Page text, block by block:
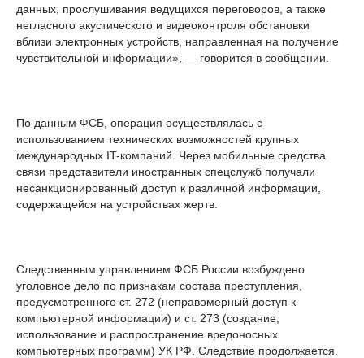
данных, прослушивания ведущихся переговоров, а также
негласного акустического и видеоконтроля обстановки
вблизи электронных устройств, направленная на получение
чувствительной информации», — говорится в сообщении.
По данным ФСБ, операция осуществлялась с
использованием технических возможностей крупных
международных IT-компаний. Через мобильные средства
связи представители иностранных спецслужб получали
несанкционированный доступ к различной информации,
содержащейся на устройствах жертв.
Следственным управлением ФСБ России возбуждено
уголовное дело по признакам состава преступления,
предусмотренного ст. 272 (неправомерный доступ к
компьютерной информации) и ст. 273 (создание,
использование и распространение вредоносных
компьютерных программ) УК РФ. Следствие продолжается.